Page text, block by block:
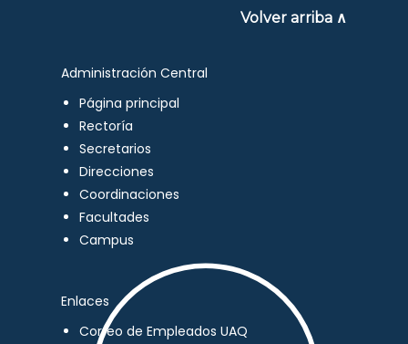
Volver arriba ∧
Administración Central
Página principal
Rectoría
Secretarios
Direcciones
Coordinaciones
Facultades
Campus
Enlaces
Correo de Empleados UAQ